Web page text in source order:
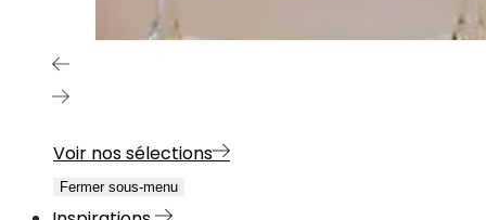
Voir nos sélections
Fermer sous-menu